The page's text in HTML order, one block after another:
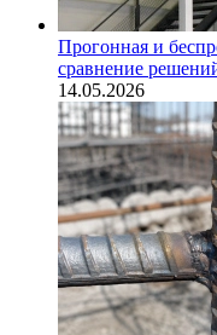
Прогонная и
сравнение
14.05.2026